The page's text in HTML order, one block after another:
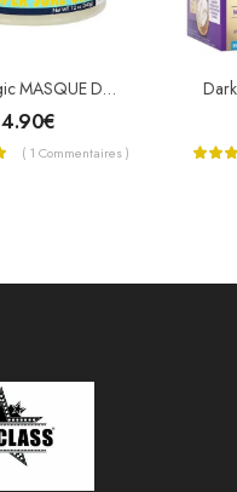
Blue Magic MASQUE DE CROISSANCE SUPER SURE GRO
4.90€
( 1 Commentaires )